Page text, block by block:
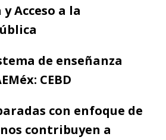
Acceso a la
de enseñanza
CEBD
con enfoque de
contribuyen a